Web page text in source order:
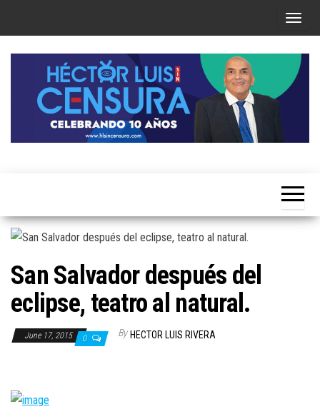
T
g
n
i
g
San Salvador después del
eclipse, teatro al natural.
June 17, 2015 0 By HECTOR LUIS RIVERA